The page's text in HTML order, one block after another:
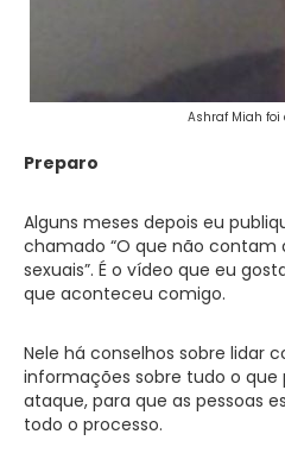
Ashraf Miah foi
Preparo
Alguns meses depois eu
chamado “O que não contam
sexuais”. É o vídeo que eu
que aconteceu comigo.
Nele há conselhos sobre lidar
informações sobre tudo o
ataque, para que as pessoas
todo o processo.